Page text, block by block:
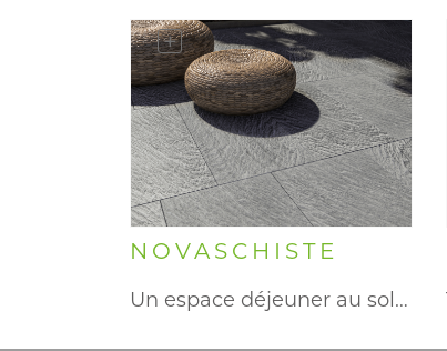
NOVASCHISTE
Un espace déjeuner au soleil,…